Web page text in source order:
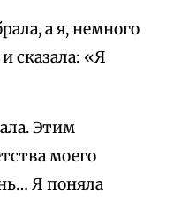
а я, немного
сказала: «Я
Этим
моего
Я поняла